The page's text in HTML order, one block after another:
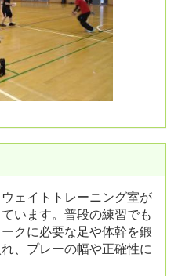
ェイトトレーニング室が
います。普段の練習でも
クに必要な足や体幹を鍛
、プレーの幅や正確性に